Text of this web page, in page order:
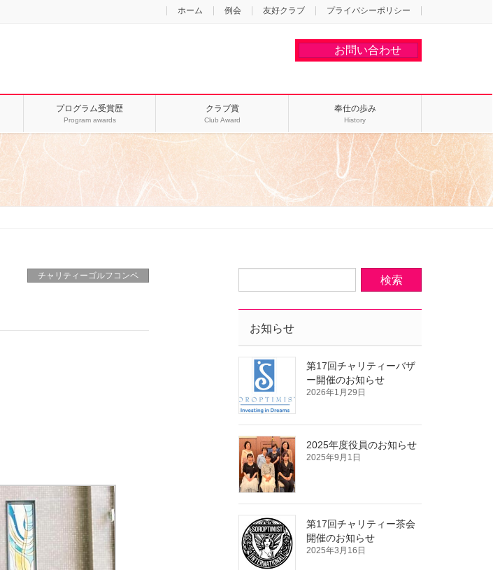
ホーム 例会 友好クラブ プライバシーポリシー
お問い合わせ
プログラム受賞歴
Program awards
クラブ賞
Club Award
奉仕の歩み
History
チャリティーゴルフコンペ
お知らせ
第17回チャリティーバザ
ー開催のお知らせ
2026年1月29日
2025年度役員のお知らせ
2025年9月1日
第17回チャリティー茶会
開催のお知らせ
2025年3月16日